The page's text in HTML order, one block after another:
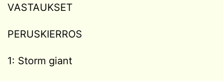
VASTAUKSET
PERUSKIERROS
1: Storm giant